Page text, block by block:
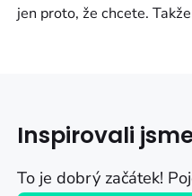
jen proto, že chcete.
Inspirovali
To je dobrý začátek!